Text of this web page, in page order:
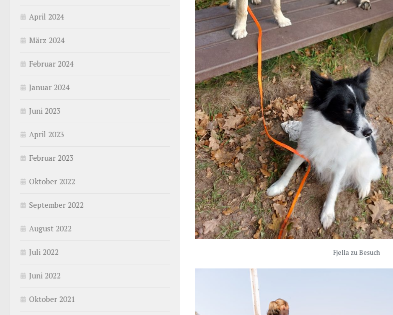
Fjella zu Besuch
April 2024
März 2024
Februar 2024
Januar 2024
Juni 2023
April 2023
Februar 2023
Oktober 2022
September 2022
August 2022
Juli 2022
Juni 2022
Oktober 2021